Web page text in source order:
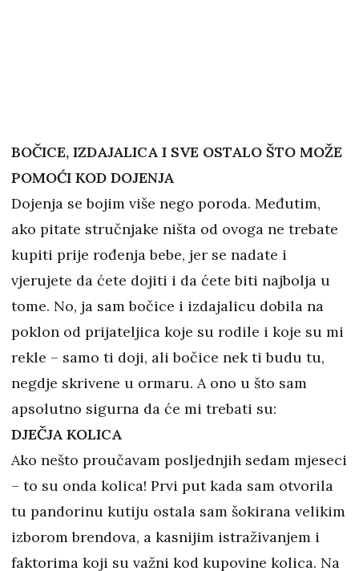
BOČICE, IZDAJALICA I SVE OSTALO ŠTO MOŽE
POMOĆI KOD DOJENJA
Dojenja se bojim više nego poroda. Međutim,
ako pitate stručnjake ništa od ovoga ne trebate
kupiti prije rođenja bebe, jer se nadate i
vjerujete da ćete dojiti i da ćete biti najbolja u
tome. No, ja sam bočice i izdajalicu dobila na
poklon od prijateljica koje su rodile i koje su mi
rekle – samo ti doji, ali bočice nek ti budu tu,
negdje skrivene u ormaru. A ono u što sam
apsolutno sigurna da će mi trebati su:
DJEČJA KOLICA
Ako nešto proučavam posljednjih sedam mjeseci
– to su onda kolica! Prvi put kada sam otvorila
tu pandorinu kutiju ostala sam šokirana velikim
izborom brendova, a kasnijim istraživanjem i
faktorima koji su važni kod kupovine kolica. Na